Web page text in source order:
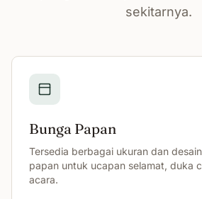
sekitarnya.
Bunga Papan
Tersedia berbagai ukuran dan
papan untuk ucapan selamat, duka
acara.